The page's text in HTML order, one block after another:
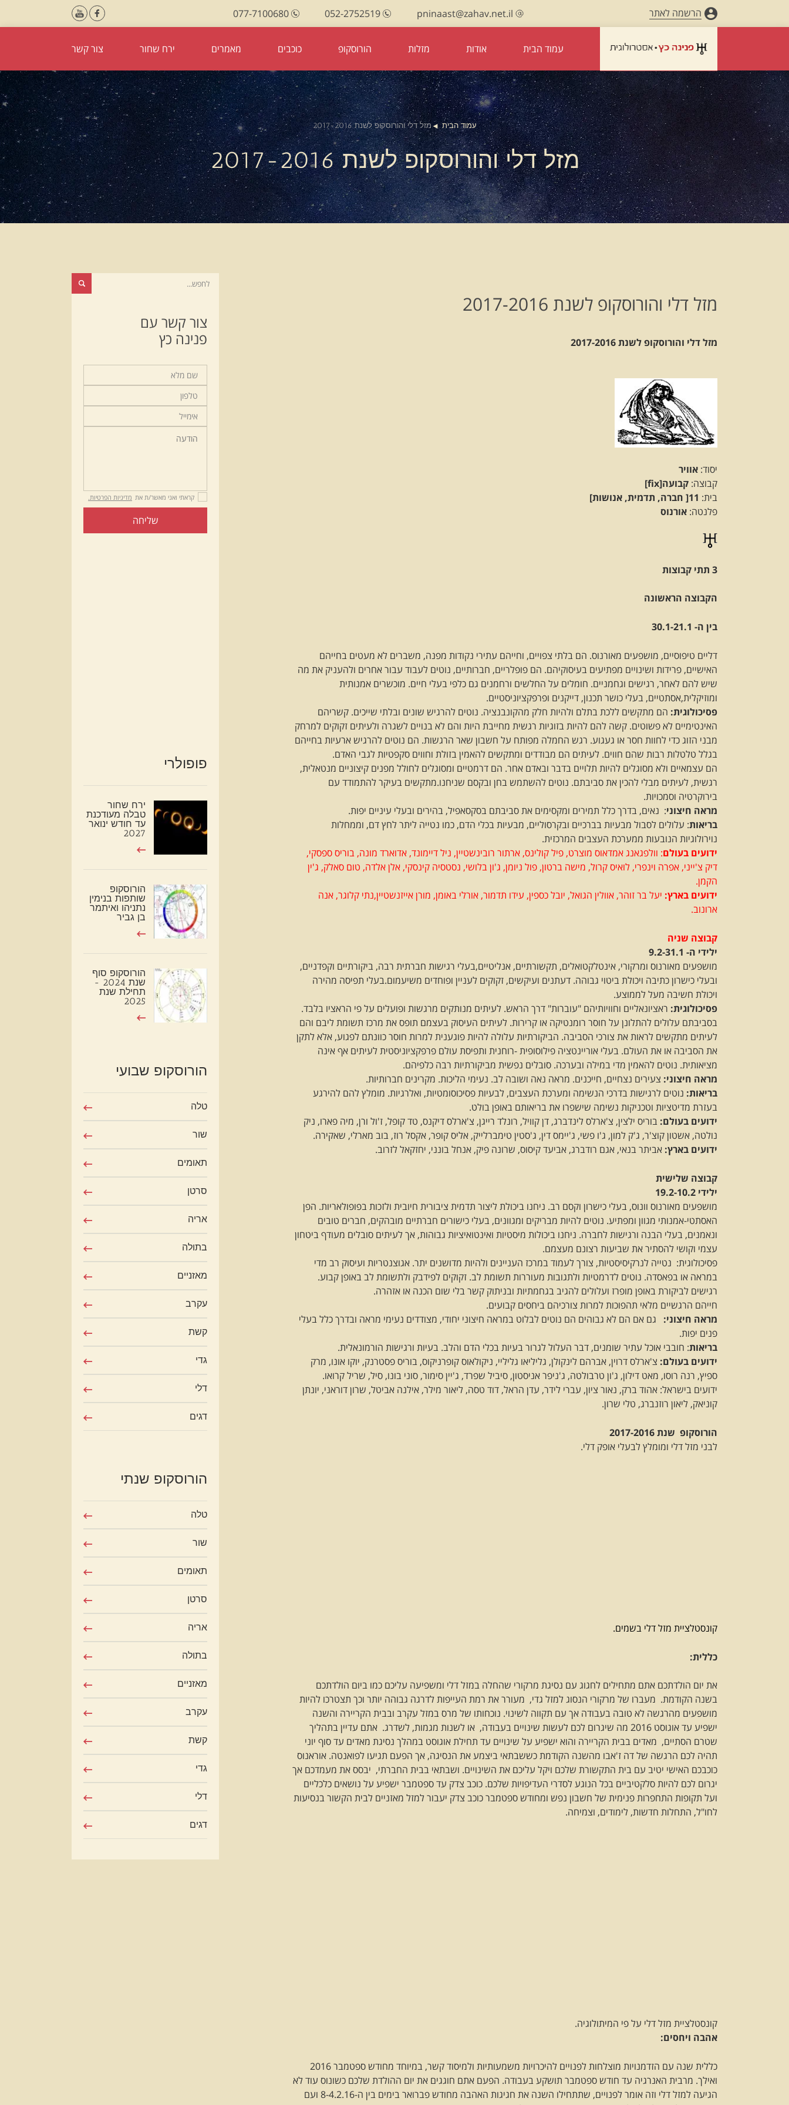
הרשמה לאתר pninaast@zahav.net.il
052-2752519
077-7100680
עמוד הבית אודות מזלות הורוסקופ כוכבים מאמרים ירח שחור צור קשר
עמוד הבית מזל דלי והורוסקופ לשנת 2017-2016
מזל דלי והורוסקופ לשנת 2017-2016
מזל דלי והורוסקופ לשנת 2017-2016
מזל דלי והורוסקופ לשנת 2017-2016
יסוד: אוויר
קבוצה: קבועה[fix]
בית: 11[ חברה, תדמית, אנושות]
פלנטה: אורנוס
3 תתי קבוצות
הקבוצה הראשונה
בין ה- 30.1-21.1
דליים טיפוסיים, מושפעים מאורנוס. הם בלתי צפויים, וחייהם עתירי נקודות מפנה, משברים לא מעטים בחייהם
האישיים, פרידות ושינויים מפתיעים בעיסוקיהם. הם פופלריים, חברותיים, נוטים לעבוד עבור אחרים ולהעניק את מה
שיש להם לאחר, רגישים וגחמניים. חומלים על החלשים ורחמנים גם כלפי בעלי חיים. מוכשרים אמנותית
ומוזיקלית,אסתטיים, בעלי כושר תכנון, דייקנים ופרפקציוניסטיים.
פסיכולוגית: הם מתקשים ללכת בתלם ולהיות חלק מהקונבנציה. נוטים להרגיש שונים ובלתי שייכים. קשריהם
האינטימיים לא פשוטים. קשה להם להיות בזוגיות רגשית מחייבת היות והם לא בנויים לשגרה ולעיתים זקוקים למרחק
מבני הזוג כדי לחוות חסר או געגוע. רגש החמלה מפותח על חשבון שאר הרגשות. הם נוטים להרגיש ארעיות בחייהם
בגלל טלטלות רבות שהם חווים. לעיתים הם מבודדים ומתקשים להאמין בזולת וחווים סקפטיות לגבי האדם.
הם עצמאיים ולא מסוגלים להיות תלויים בדבר ובאדם אחר. הם דרמטיים ומסוגלים לחולל מפנים קיצוניים מנטאלית,
רגשית, לעיתים מבלי להכין את סביבתם. נוטים להשתמש בחן ובקסם שניחנו.מתקשים בעיקר להתמודד עם
בירוקרטיה וסמכויות.
מראה חיצוני: נאים, בדרך כלל תמירים ומקסימים את סביבתם בסקסאפיל, בהירים ובעלי עיניים יפות.
בריאות: עלולים לסבול מבעיות בברכיים ובקרסוליים, מבעיות בכלי הדם, כמו נטייה ליתר לחץ דם, וממחלות
נוירולוגיות הנובעות ממערכת העצבים המרכזית.
ידועים בעולם: וולפגאנג אמדאוס מוצרט, פיל קולינס, ארתור רובינשטיין, ניל דיימונד, אדוארד מונה, בוריס ספסקי,
דיק צ'ייני, אפרה וינפרי, לואיס קרול, מישה ברטון, פול ניומן, ג'ון בלושי, נסטסיה קינסקי, אלן אלדה, טום סאלק, ג'ין
הקמן.
ידועים בארץ: יעל בר זוהר, אוולין הגואל, יובל כספין, עידו תדמור, אורלי באומן, מורן אייזנשטיין,נתי קלוגר, אנה
ארונוב.
קבוצה שניה
ילידי ה- 9.2-31.1
מושפעים מאורנוס ומרקורי, אינטלקטואלים, תקשורתיים, אנליטיים,בעלי רגישות חברתית רבה, ביקורתיים וקפדניים,
ובעלי כישרון כתיבה ויכולת ביטוי גבוהה. דעתנים ועיקשים, זקוקים לעניין ופוחדים משיעמום.בעלי תפיסה מהירה
ויכולת חשיבה מעל לממוצע.
פסיכולוגית: ראציונאליים וחוויותיהם "עוברות" דרך הראש. לעיתים מנותקים מרגשות ופועלים על פי הראציו בלבד.
בסביבתם עלולים להתלונן על חוסר רומנטיקה או קרירות. לעיתים העיסוק בעצמם תופס את מרכז תשומת ליבם והם
לעיתים מתקשים לראות את צורכי הסביבה. הביקורתיות עלולה להיות פוגענית למרות חוסר כוונתם לפגוע, אלא לתקן
את הסביבה או את העולם. בעלי אוריינטציה פילוסופית -רוחנית ותפיסת עולם פרפקציוניסטית לעיתים אף אינה
מציאותית. נוטים להאמין מדי במילה ובערכה. סובלים נפשית מביקורתיות רבה כלפיהם.
מראה חיצוני: צעירים נצחיים, חייכנים. מראה נאה ושובה לב. נעימי הליכות. מקרינים חברותיות.
בריאות: נוטים לרגישות בדרכי הנשימה ומערכת העצבים, לבעיות פסיכוסומטיות, ואלרגיות. מומלץ להם להירגע
בעזרת מדיטציות וטכניקות נשימה שישפרו את בריאותם באופן בולט.
ידועים בעולם: בוריס ילצין, צ'ארלס לינדברג, דן קוויל, רונלד רייגן, צ'ארלס דיקנס, טד קופל, ז'ול ורן, מיה פארו, ניק
נולטה, אשטון קוצ'ר, ג'ק למון, ג'ו פשי, ג'יימס דין, ג'סטין טימברלייק, אליס קופר, אקסל רוז, בוב מארלי, שאקירה.
ידועים בארץ: אביתר בנאי, אגם רודברג, אביעד קיסוס, שרונה פיק, אנחל בונני, יחזקאל לזרוב.
קבוצה שלישית
ילידי 19.2-10.2
מושפעים מאורנוס וונוס, בעלי כישרון וקסם רב. ניחנו ביכולת ליצור תדמית ציבורית חיובית ולזכות בפופולאריות. הפן
האסתטי-אמנותי מגוון ומפתיע. נוטים להיות מבריקים ומגוונים, בעלי כישורים חברתיים מובהקים, חברים טובים
ונאמנים, בעלי הבנה ורגישות לחברה. ניחנו ביכולות מיסטיות ואינטואיציות גבוהות, אך לעיתים סובלים מעודף ביטחון
עצמי וקושי להסתיר את שביעות רצונם מעצמם.
פסיכולוגית: נטייה לנרקיסיסטיות, צורך לעמוד במרכז העניינים ולהיות מדושנים יתר. אגוצנטריות ועיסוק רב מדי
במראה או בפאסדה. נוטים לדרמטיות ולתגובות מעוררות תשומת לב. זקוקים לפידבק ולתשומת לב באופן קבוע.
רגישים לביקורת באופן מופרז ועלולים להגיב בגחמתיות ובניתוק קשר בלי שום הכנה או אזהרה.
חייהם הרגשיים מלאי תהפוכות למרות צורכיהם ביחסים קבועים.
מראה חיצוני:
גם אם הם לא גבוהים הם נוטים לבלוט במראה חיצוני יחודי, מצודדים נעימי מראה ובדרך כלל בעלי
פנים יפות.
בריאות: חובבי אוכל עתיר שומנים, דבר העלול לגרור בעיות בכלי הדם והלב. בעיות ורגישות הורמונאלית.
ידועים בעולם: צ'ארלס דרוין, אברהם לינקולן, גליליאו גליליי, ניקולאוס קופרניקוס, בוריס פסטרנק, יוקו אונו, מרק
ספיץ, רנה רוסו, מאט דילון, ג'ון טרבולטה, ג'ניפר אניסטון, סיביל שפרד, ג'יין סימור, סוני בונו, סיל, שריל קרואו.
ידועים בישראל: אהוד ברק, נאור ציון, עברי לידר, עדן הראל, דוד טסה, ליאור מילר, אילנה אביטל, שרון דוראני, יונתן
קוניאק, ליאון רוזנברג, טלי שרון.
הורוסקופ שנת 2017-2016
לבני מזל דלי ומומלץ לבעלי אופק דלי.
קונסטלציית מזל דלי בשמים.
כללית:
את יום הולדתכם אתם מתחילים לחגוג עם נסיגת מרקורי שהחלה במזל דלי ומשפיעה עליכם כמו ביום הולדתכם
בשנה הקודמת. מעברו של מרקורי הנסוג למזל גדי, מעורר את רמת העייפות לדרגה גבוהה יותר וכך תצטרכו להיות
מושפעים מהרגשה לא טובה בעבודה אך עם תקווה לשינוי. נוכחותו של מרס במזל עקרב ובבית הקריירה והשנה
ישפיע עד אוגוסט 2016 מה שיגרום לכם לעשות שינויים בעבודה, או לשנות מגמות, לשדרג. אתם עדיין בתהליך
שטרם הסתיים, מאדים בבית הקריירה והוא ישפיע על שינויים עד תחילת אוגוסט במהלך נסיגת מאדים עד סוף יוני
תהיה לכם הרגשה של דה ז'אבו מהשנה הקודמת כששבתאי ביצמע את הנסיגה, אך הפעם תגיעו לפואנטה. אוראנוס
כוכבכם האישי יטיב עם בית התקשורת שלכם ויקל עליכם את השינויים. ושבתאי בבית החברתי, יבסס את מעמדכם אך
יגרום לכם להיות סלקטיביים בכל הנוגע לסדרי העדיפויות שלכם. כוכב צדק עד ספטמבר ישפיע על נושאים כלכליים
ועל תקופות התחפרות פנימית של חשבון נפש ומחודש ספטמבר כוכב צדק יעבור למזל מאזניים לבית הקשור בנסיעות
לחו"ל, התחלות חדשות, לימודים, וצמיחה.
קונסטלציית מזל דלי על פי המיתולוגיה.
אהבה ויחסים:
כללית שנה עם הזדמנויות מוצלחות לפנויים להיכרויות משמעותיות ולמיסוד קשר, במיוחד מחודש ספטמבר 2016
ואילך. מרבית האנרגיה עד חודש ספטמבר תושקע בעבודה. הפעם אתם חוגגים את יום ההולדת שלכם כשונוס עוד לא
הגיעה למזל דלי וזה אומר לפנויים, שתתחילו השנה את חגיגות האהבה מחודש פברואר בימים בין ה-8-4.2.16 ועם
צור קשר עם
פנינה כץ
קראתי ואני מאשר/ת את מדיניות הפרטיות.
שליחה
פופולרי
ירח שחור
טבלה מעודכנת
עד חודש ינואר
2027
הורוסקופ
שותפות בנימין
נתניהו ואיתמר
בן גביר
הורוסקופ סוף
שנת 2024 -
תחילת שנת
2025
הורוסקופ שבועי
טלה
שור
תאומים
סרטן
אריה
בתולה
מאזניים
עקרב
קשת
גדי
דלי
דגים
הורוסקופ שנתי
טלה
שור
תאומים
סרטן
אריה
בתולה
מאזניים
עקרב
קשת
גדי
דלי
דגים